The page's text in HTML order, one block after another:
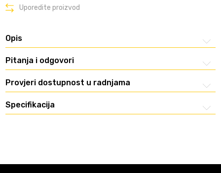
Uporedite proizvod
Opis
Pitanja i odgovori
Provjeri dostupnost u radnjama
Specifikacija